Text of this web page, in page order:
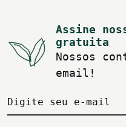
Assine
gratuita
Nossos
email!
Digite seu e-mail